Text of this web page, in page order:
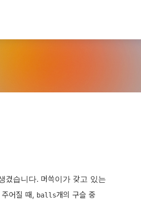
겼습니다. 머쓱이가 갖고 있는
어질 때, balls개의 구슬 중